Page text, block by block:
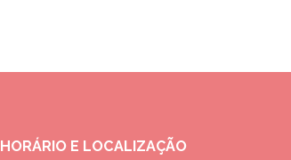
HORÁRIO E LOCALIZAÇÃO